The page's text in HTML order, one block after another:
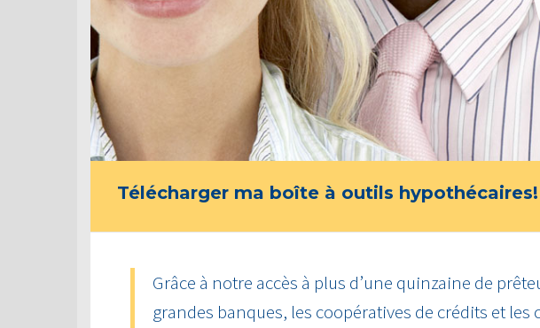
Télécharger ma boîte à outils hypothécaires!
Grâce à notre accès à plus d’une quinzaine de
grandes banques, les coopératives de crédits et les